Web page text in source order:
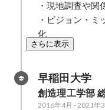
・現地調査や
・ビジョン・
化
さらに表示
早稲田大学
創造理工学部
2016年4月 -2021年